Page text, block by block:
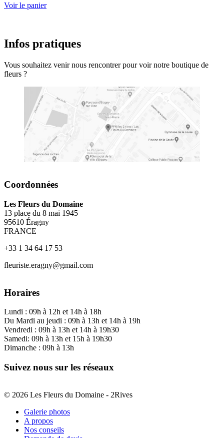
Voir le panier
Infos pratiques
Vous souhaitez venir nous rencontrer pour voir notre boutique de
fleurs ?
Coordonnées
Les Fleurs du Domaine
13 place du 8 mai 1945
95610 Éragny
FRANCE
+33 1 34 64 17 53
fleuriste.eragny@gmail.com
Horaires
Lundi : 09h à 12h et 14h à 18h
Du Mardi au jeudi : 09h à 13h et 14h à 19h
Vendredi : 09h à 13h et 14h à 19h30
Samedi: 09h à 13h et 15h à 19h30
Dimanche : 09h à 13h
Suivez nous sur les réseaux
© 2026 Les Fleurs du Domaine - 2Rives
Galerie photos
A propos
Nos conseils